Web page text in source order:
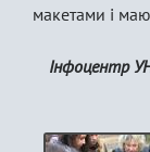
макетами і
Інфоцентр